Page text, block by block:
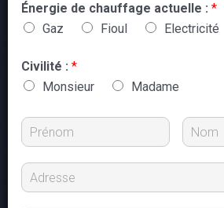
Énergie de chauffage actuelle : *
Gaz
Fioul Electricité
Civilité : *
Monsieur
Madame